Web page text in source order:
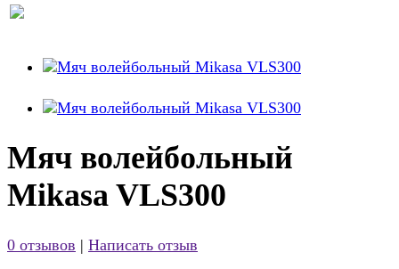
Мяч волейбольный
Mikasa VLS300
0 отзывов | Написать отзыв